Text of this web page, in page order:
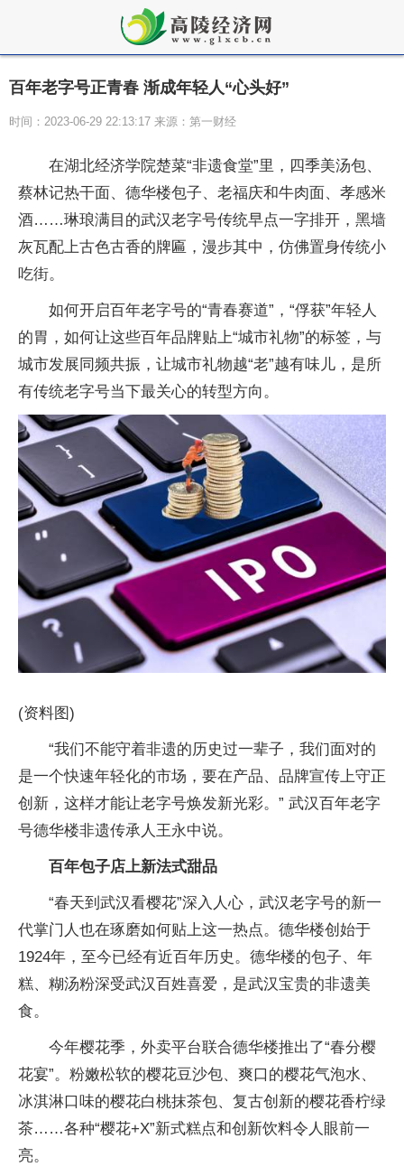
百年老字号正青春 渐成年轻人“心头好”
时间：2023-06-29 22:13:17 来源：第一财经
在湖北经济学院楚菜“非遗食堂”里，四季美汤包、
蔡林记热干面、德华楼包子、老福庆和牛肉面、孝感米
酒……琳琅满目的武汉老字号传统早点一字排开，黑墙
灰瓦配上古色古香的牌匾，漫步其中，仿佛置身传统小
吃街。
如何开启百年老字号的“青春赛道”，“俘获”年轻人
的胃，如何让这些百年品牌贴上“城市礼物”的标签，与
城市发展同频共振，让城市礼物越“老”越有味儿，是所
有传统老字号当下最关心的转型方向。
(资料图)
“我们不能守着非遗的历史过一辈子，我们面对的
是一个快速年轻化的市场，要在产品、品牌宣传上守正
创新，这样才能让老字号焕发新光彩。” 武汉百年老字
号德华楼非遗传承人王永中说。
百年包子店上新法式甜品
“春天到武汉看樱花”深入人心，武汉老字号的新一
代掌门人也在琢磨如何贴上这一热点。德华楼创始于
1924年，至今已经有近百年历史。德华楼的包子、年
糕、糊汤粉深受武汉百姓喜爱，是武汉宝贵的非遗美
食。
今年樱花季，外卖平台联合德华楼推出了“春分樱
花宴”。粉嫩松软的樱花豆沙包、爽口的樱花气泡水、
冰淇淋口味的樱花白桃抹茶包、复古创新的樱花香柠绿
茶……各种“樱花+X”新式糕点和创新饮料令人眼前一
亮。